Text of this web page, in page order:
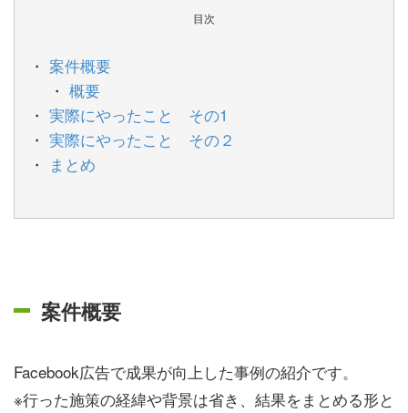
目次
案件概要
概要
実際にやったこと その1
実際にやったこと その２
まとめ
案件概要
Facebook広告で成果が向上した事例の紹介です。
※行った施策の経緯や背景は省き、結果をまとめる形と